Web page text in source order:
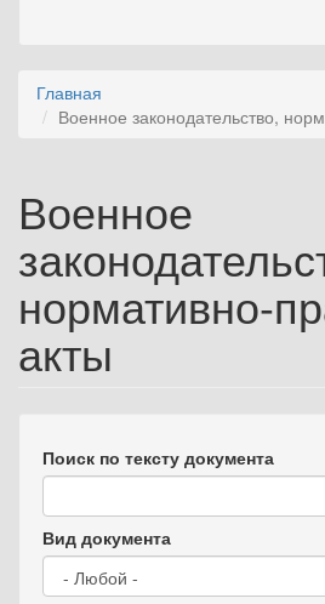
Главная
Военное законодательство,
Военное
нормативно-
акты
Поиск по тексту документа
Вид документа